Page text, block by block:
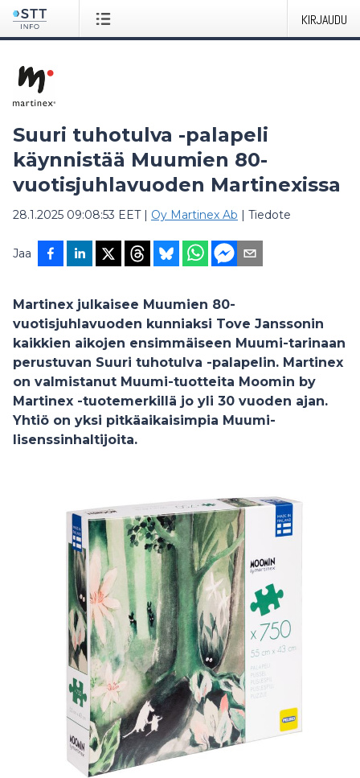
KIRJAUDU
Suuri tuhotulva -palapeli
käynnistää Muumien 80-
vuotisjuhlavuoden Martinexissa
28.1.2025 09:08:53 EET| Oy Martinex Ab | Tiedote
Jaa
Martinex julkaisee Muumien 80-
vuotisjuhlavuoden kunniaksi Tove Janssonin
kaikkien aikojen ensimmäiseen Muumi-tarinaan
perustuvan Suuri tuhotulva -palapelin. Martinex
on valmistanut Muumi-tuotteita Moomin by
Martinex -tuotemerkillä jo yli 30 vuoden ajan.
Yhtiö on yksi pitkäaikaisimpia Muumi-
lisenssinhaltijoita.